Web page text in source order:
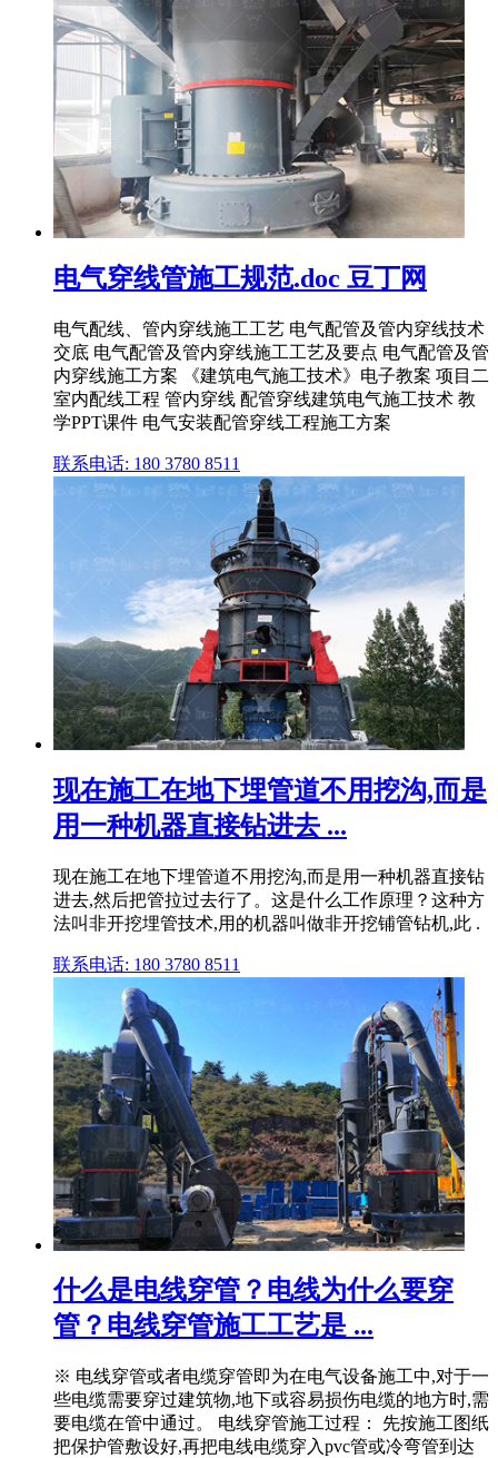
电气穿线管施工规范.doc 豆丁网
电气配线、管内穿线施工工艺 电气配管及管内穿线技术
交底 电气配管及管内穿线施工工艺及要点 电气配管及管
内穿线施工方案 《建筑电气施工技术》电子教案 项目二
室内配线工程 管内穿线 配管穿线建筑电气施工技术 教
学PPT课件 电气安装配管穿线工程施工方案
联系电话: 180 3780 8511
现在施工在地下埋管道不用挖沟,而是
用一种机器直接钻进去 ...
现在施工在地下埋管道不用挖沟,而是用一种机器直接钻
进去,然后把管拉过去行了。这是什么工作原理？这种方
法叫非开挖埋管技术,用的机器叫做非开挖铺管钻机,此 .
联系电话: 180 3780 8511
什么是电线穿管？电线为什么要穿
管？电线穿管施工工艺是 ...
※ 电线穿管或者电缆穿管即为在电气设备施工中,对于一
些电缆需要穿过建筑物,地下或容易损伤电缆的地方时,需
要电缆在管中通过。 电线穿管施工过程： 先按施工图纸
把保护管敷设好,再把电线电缆穿入pvc管或冷弯管到达